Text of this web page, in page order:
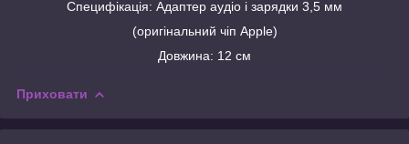
Специфікація: Адаптер аудіо і зарядки 3,5 мм
(оригінальний чіп Apple)
Довжина: 12 см
Приховати